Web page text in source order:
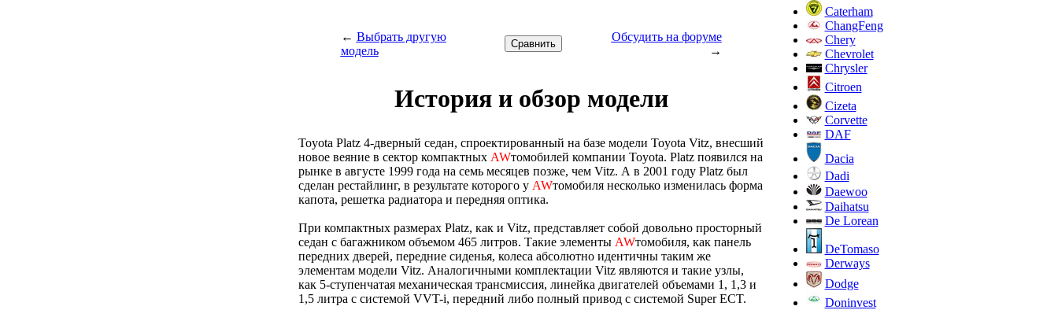
← Выбрать другую
модель
Обсудить на форуме
→
История и обзор модели
Toyota Platz 4-дверный седан, спроектированный на базе модели Toyota Vitz, внесший
новое веяние в сектор компактных AWтомобилей компании Toyota. Platz появился на
рынке в августе 1999 года на семь месяцев позже, чем Vitz. А в 2001 году Platz был
сделан рестайлинг, в результате которого у AWтомобиля несколько изменилась форма
капота, решетка радиатора и передняя оптика.
При компактных размерах Platz, как и Vitz, представляет собой довольно просторный
седан с багажником объемом 465 литров. Такие элементы AWтомобиля, как панель
передних дверей, передние сиденья, колеса абсолютно идентичны таким же
элементам модели Vitz. Аналогичными комплектации Vitz являются и такие узлы,
как 5-ступенчатая механическая трансмиссия, линейка двигателей объемами 1, 1,3 и
1,5 литра с системой VVT-i, передний либо полный привод с системой Super ECT.
Caterham
ChangFeng
Chery
Chevrolet
Chrysler
Citroen
Cizeta
Corvette
DAF
Dacia
Dadi
Daewoo
Daihatsu
De Lorean
DeTomaso
Derways
Dodge
Doninvest